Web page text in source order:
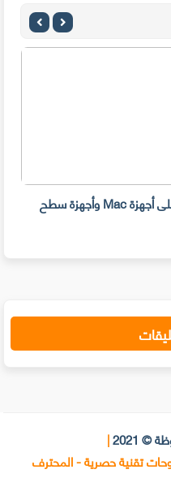
مرشحات Snap Camera لن تعمل على أجهزة Mac وأجهزة سطح
2021
|
تقنية حصرية - المحترف